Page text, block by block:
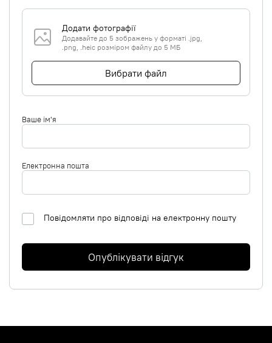
Додати фотографії
Додавайте до 5 зображень у форматі .jpg,
.png, .heic розміром файлу до 5 МБ
Вибрати файл
Ваше ім'я
Електронна пошта
Повідомляти про відповіді на електронну пошту
Опублікувати відгук